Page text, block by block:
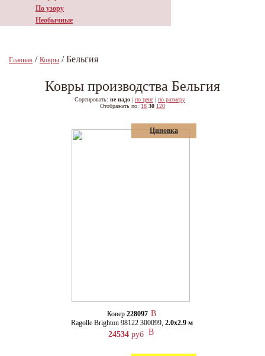
По узору
Необычные
Главная / Ковры / Бельгия
Ковры производства Бельгия
Сортировать: не надо | по цене | по размеру
Отображать по: 18 30 120
Циновка
Ковер 228097
Ragolle Brighton 98122 300099, 2.0х2.9 м
24534 руб